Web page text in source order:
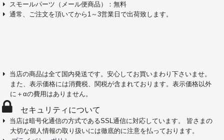
スモールパーツ（メール便商品）：無料
通常、ご注文を頂いてから1～3営業日で出荷致します。
当店の商品は全て国内発送です。安心してお買いまわり下さいませ。
また、表示価格には消費税、関税が含まれております。表示価格以外
に＋αの費用はありません。
セキュリティについて
当店は暗号化通信の方式であるSSL通信に対応しています。 皆さまの
大切な個人情報の取り扱いには徹底的に注意を払っております。